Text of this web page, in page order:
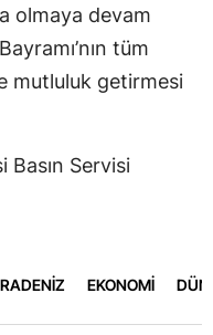
olmaya devam
tüm
mutluluk getirmesi
Servisi
EKONOMİ